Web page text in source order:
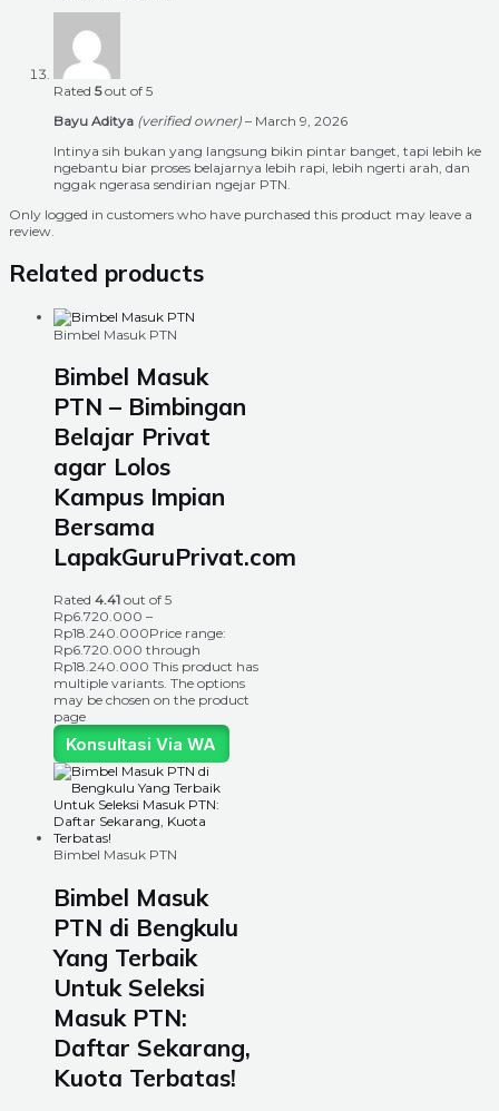
Rated 5out of 5
Bayu Aditya (verified owner) – March 9, 2026
Intinya sih bukan yang langsung bikin pintar banget, tapi lebih ke
ngebantu biar proses belajarnya lebih rapi, lebih ngerti arah, dan
nggak ngerasa sendirian ngejar PTN.
Only logged in customers who have purchased this product may leave a
review.
Related products
Bimbel Masuk PTN
Bimbel Masuk
PTN – Bimbingan
Belajar Privat
agar Lolos
Kampus Impian
Bersama
LapakGuruPrivat.com
Rated 4.41 out of 5
Rp6.720.000 –
Rp18.240.000Price range:
Rp6.720.000 through
Rp18.240.000 This product has
multiple variants. The options
may be chosen on the product
page
Konsultasi Via WA
Bimbel Masuk PTN
Bimbel Masuk
PTN di Bengkulu
Yang Terbaik
Untuk Seleksi
Masuk PTN:
Daftar Sekarang,
Kuota Terbatas!